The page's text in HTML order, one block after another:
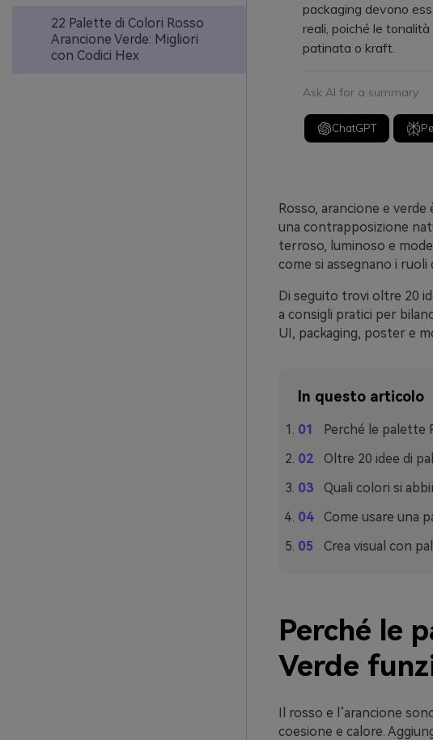
22 Palette di Colori Rosso
Arancione Verde: Migliori
con Codici Hex
packaging devono
reali, poiché le
patinata o kraft.
Ask AI for a summary
ChatGPT
Rosso, arancione e
una contrapposizione
terroso, luminoso e
come si assegnano i ruoli
Di seguito trovi oltre 20
a consigli pratici per
UI, packaging, poster e
In questo articolo
Perché le palette
Oltre 20 idee di
Quali colori si
Come usare una
Crea visual con
Perché le
Verde
Il rosso e l’arancione
coesione e calore.